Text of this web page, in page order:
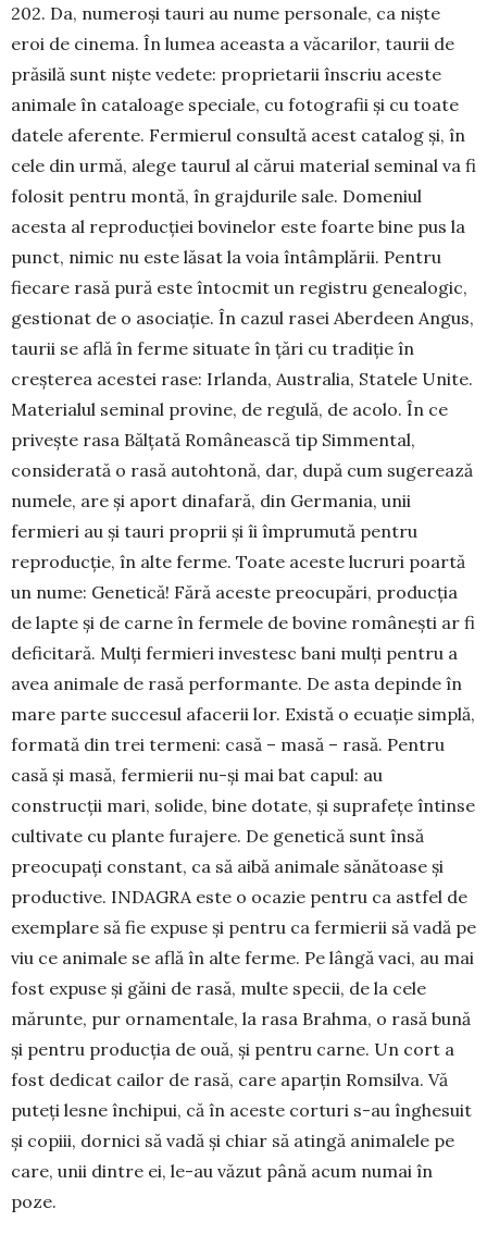
202. Da, numeroși tauri au nume personale, ca niște
eroi de cinema. În lumea aceasta a văcarilor, taurii de
prăsilă sunt niște vedete: proprietarii înscriu aceste
animale în cataloage speciale, cu fotografii și cu toate
datele aferente. Fermierul consultă acest catalog și, în
cele din urmă, alege taurul al cărui material seminal va fi
folosit pentru montă, în grajdurile sale. Domeniul
acesta al reproducției bovinelor este foarte bine pus la
punct, nimic nu este lăsat la voia întâmplării. Pentru
fiecare rasă pură este întocmit un registru genealogic,
gestionat de o asociație. În cazul rasei Aberdeen Angus,
taurii se află în ferme situate în țări cu tradiție în
creșterea acestei rase: Irlanda, Australia, Statele Unite.
Materialul seminal provine, de regulă, de acolo. În ce
privește rasa Bălțată Românească tip Simmental,
considerată o rasă autohtonă, dar, după cum sugerează
numele, are și aport dinafară, din Germania, unii
fermieri au și tauri proprii și îi împrumută pentru
reproducție, în alte ferme. Toate aceste lucruri poartă
un nume: Genetică! Fără aceste preocupări, producția
de lapte și de carne în fermele de bovine românești ar fi
deficitară. Mulți fermieri investesc bani mulți pentru a
avea animale de rasă performante. De asta depinde în
mare parte succesul afacerii lor. Există o ecuație simplă,
formată din trei termeni: casă – masă – rasă. Pentru
casă și masă, fermierii nu-și mai bat capul: au
construcții mari, solide, bine dotate, și suprafețe întinse
cultivate cu plante furajere. De genetică sunt însă
preocupați constant, ca să aibă animale sănătoase și
productive. INDAGRA este o ocazie pentru ca astfel de
exemplare să fie expuse și pentru ca fermierii să vadă pe
viu ce animale se află în alte ferme. Pe lângă vaci, au mai
fost expuse și găini de rasă, multe specii, de la cele
mărunte, pur ornamentale, la rasa Brahma, o rasă bună
și pentru producția de ouă, și pentru carne. Un cort a
fost dedicat cailor de rasă, care aparțin Romsilva. Vă
puteți lesne închipui, că în aceste corturi s-au înghesuit
și copiii, dornici să vadă și chiar să atingă animalele pe
care, unii dintre ei, le-au văzut până acum numai în
poze.